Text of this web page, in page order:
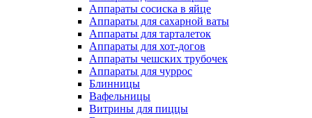
Аппараты сосиска в яйце
Аппараты для сахарной ваты
Аппараты для тарталеток
Аппараты для хот-догов
Аппараты чешских трубочек
Аппараты для чуррос
Блинницы
Вафельницы
Витрины для пиццы